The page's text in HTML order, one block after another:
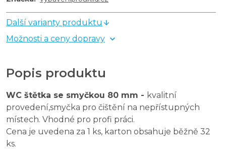
Další varianty produktu
Možnosti a ceny dopravy
Popis produktu
WC štětka se smyčkou 80 mm - kvalitní
provedení,smyčka pro čištění na nepřístupných
místech. Vhodné pro profi práci.
Cena je uvedena za 1 ks, karton obsahuje běžně 32
ks.